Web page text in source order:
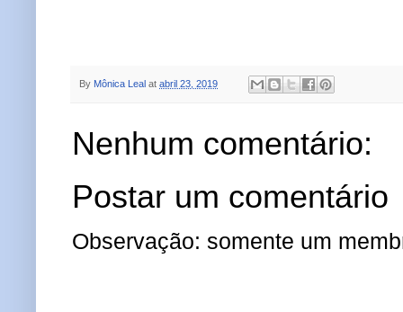
By Mônica Leal at abril 23, 2019
Nenhum comentário:
Postar um comentário
Observação: somente um